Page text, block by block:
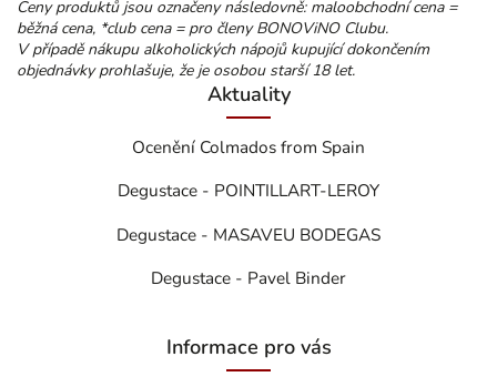
Ceny produktů jsou označeny následovně: maloobchodní cena =
běžná cena, *club cena = pro členy BONOViNO Clubu.
V případě nákupu alkoholických nápojů kupující dokončením
objednávky prohlašuje, že je osobou starší 18 let.
Aktuality
Ocenění Colmados from Spain
Degustace - POINTILLART-LEROY
Degustace - MASAVEU BODEGAS
Degustace - Pavel Binder
Informace pro vás